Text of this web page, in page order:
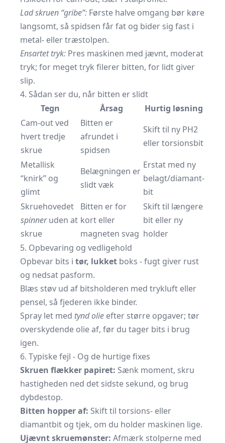
Lad skruen “gribe”: Første halve omgang bør køre
langsomt, så spidsen får fat og bider sig fast i
metal- eller træstolpen.
Ensartet tryk: Pres maskinen med jævnt, moderat
tryk; for meget tryk filerer bitten, for lidt giver
slip.
4. Sådan ser du, når bitten er slidt
Tegn
Årsag
Hurtig løsning
Cam-out ved
hvert tredje
skrue
Bitten er
afrundet i
spidsen
Skift til ny PH2
eller torsionsbit
Metallisk
“knirk” og
glimt
Belægningen er
slidt væk
Erstat med ny
belagt/diamant-
bit
Skruehovedet
spinneruden at
skrue
Bitten er for
kort eller
magneten svag
Skift til længere
bit eller ny
holder
5. Opbevaring og vedligehold
Opbevar bits i tør, lukket boks - fugt giver rust
og nedsat pasform.
Blæs støv ud af bitsholderen med trykluft eller
pensel, så fjederen ikke binder.
Spray let med tynd olie efter større opgaver; tør
overskydende olie af, før du tager bits i brug
igen.
6. Typiske fejl - Og de hurtige fixes
Skruen flækker papiret: Sænk moment, skru
hastigheden ned det sidste sekund, og brug
dybdestop.
Bitten hopper af: Skift til torsions- eller
diamantbit og tjek, om du holder maskinen lige.
Ujævnt skruemønster: Afmærk stolperne med